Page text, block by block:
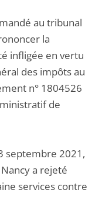
au tribunal
la
infligée en vertu
des impôts au
n° 1804526
de
septembre 2021,
a rejeté
services contre